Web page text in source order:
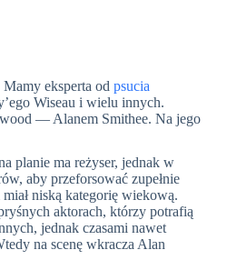
eksperta od psucia
Wiseau i wielu innych.
— Alanem Smithee. Na jego
planie ma reżyser, jednak w
aby przeforsować zupełnie
niską kategorię wiekową.
aktorach, którzy potrafią
jednak czasami nawet
na scenę wkracza Alan